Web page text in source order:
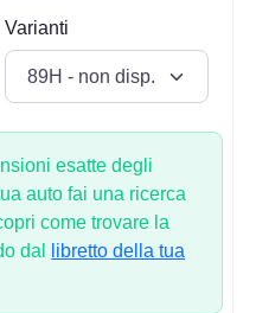
Varianti
esatte degli
auto fai una ricerca
come trovare la
dal
libretto della tua